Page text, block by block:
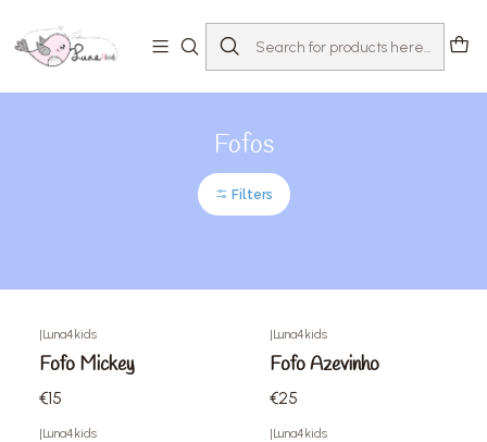
Bebé 0-24 meses Fofos
Fofos
Filters
|Luna4kids
Fofo Mickey
€15
|Luna4kids
Fofo Azevinho
€25
|Luna4kids |Luna4kids